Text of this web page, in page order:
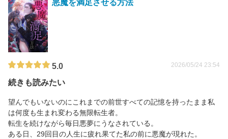
悪魔を満足させる方法
5.0 2026/05/24 23:54
続きも読みたい
望んでもいないのにこれまでの前世すべての記憶を持ったまま私
は何度も生まれ変わる無限転生者。
転生を続けながら毎日悪夢にうなされている。
ある日、29回目の人生に疲れ果てた私の前に悪魔が現れた。